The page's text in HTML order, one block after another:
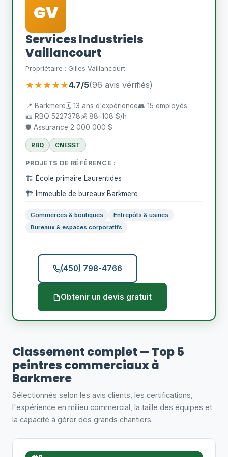
GV
Services Industriels
Vaillancourt
Propriétaire : Gilles Vaillancourt
★★★★★4.7/5(96 avis vérifiés)
📍 Barkmere🗓️ 13 ans d'expérience👥 15 employés
🪪 RBQ 5227378💰 88–108 $/h
🛡️ Assurance 2 000 000 $
RBQ CNESST
PROJETS DE RÉFÉRENCE :
🏗️ École primaire Laurentides
🏗️ Immeuble de bureaux Barkmere
Commerces & boutiques
Entrepôts & usines
Bureaux & espaces corporatifs
(450) 798-4766
Obtenir un devis gratuit
Classement complet — Top 5
peintres commerciaux à
Barkmere
Sélectionnés selon les avis clients, les certifications,
l'expérience en milieu commercial, la taille des équipes et
la capacité à gérer des grands chantiers.